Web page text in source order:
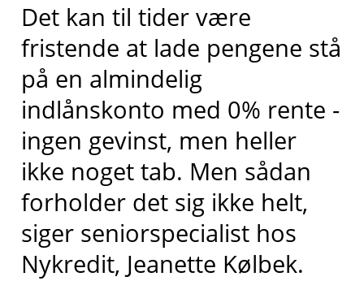
Det kan til tider være
fristende at lade pengene stå
på en almindelig
indlånskonto med 0% rente -
ingen gevinst, men heller
ikke noget tab. Men sådan
forholder det sig ikke helt,
siger seniorspecialist hos
Nykredit, Jeanette Kølbek.